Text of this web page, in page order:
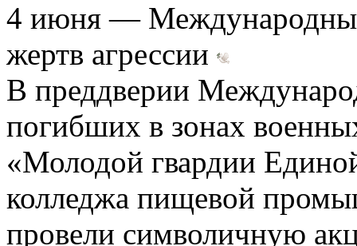
4 июня —
жертв агрессии
В преддверии
погибших в зонах
«Молодой гвардии
колледжа пищевой
провели символичную